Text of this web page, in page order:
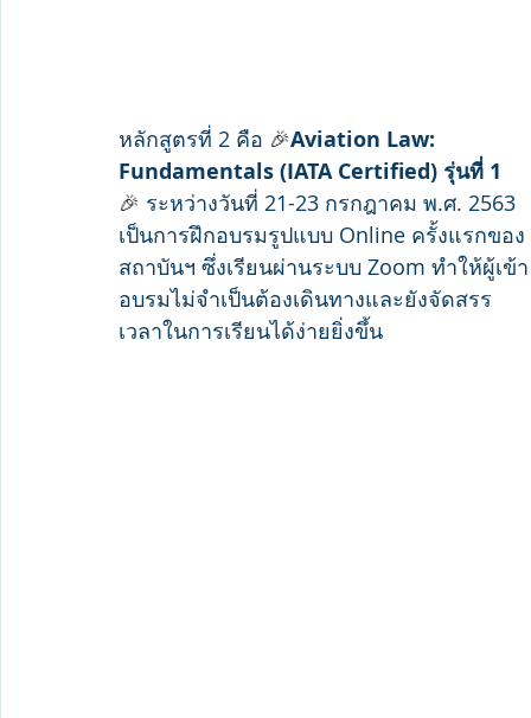
หลักสูตรที่ 2 คือ 🎉Aviation Law:
Fundamentals (IATA Certified) รุ่นที่ 1
🎉 ระหว่างวันที่ 21-23 กรกฎาคม พ.ศ. 2563
เป็นการฝึกอบรมรูปแบบ Online ครั้งแรกของ
สถาบันฯ ซึ่งเรียนผ่านระบบ Zoom ทำให้ผู้เข้า
อบรมไม่จำเป็นต้องเดินทางและยังจัดสรร
เวลาในการเรียนได้ง่ายยิ่งขึ้น